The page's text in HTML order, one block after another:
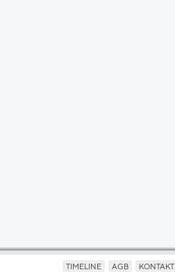
TIMELINE AGB KONTAKT